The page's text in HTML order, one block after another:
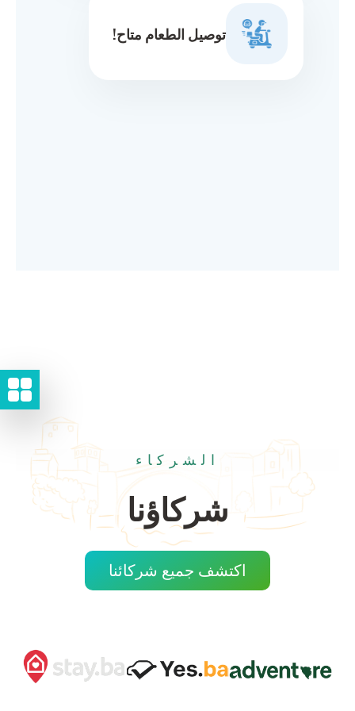
توصيل الطعام متاح!
الشركاء
شركاؤنا
اكتشف جميع شركائنا